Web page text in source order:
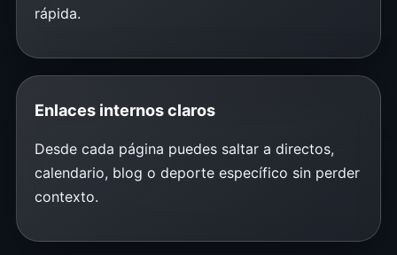
rápida.
Enlaces internos claros
Desde cada página puedes saltar a directos,
calendario, blog o deporte específico sin perder
contexto.